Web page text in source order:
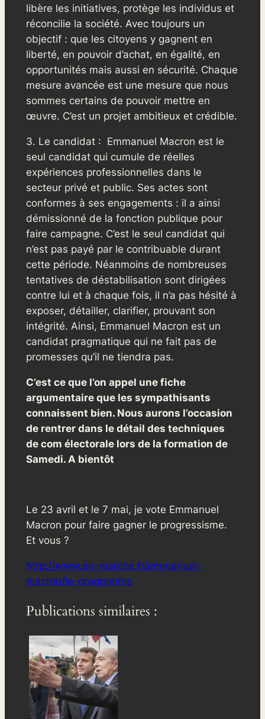
libère les initiatives, protège les individus et
réconcilie la société. Avec toujours un
objectif : que les citoyens y gagnent en
liberté, en pouvoir d’achat, en égalité, en
opportunités mais aussi en sécurité. Chaque
mesure avancée est une mesure que nous
sommes certains de pouvoir mettre en
œuvre. C’est un projet ambitieux et crédible.
3. Le candidat : Emmanuel Macron est le
seul candidat qui cumule de réelles
expériences professionnelles dans le
secteur privé et public. Ses actes sont
conformes à ses engagements : il a ainsi
démissionné de la fonction publique pour
faire campagne. C’est le seul candidat qui
n’est pas payé par le contribuable durant
cette période. Néanmoins de nombreuses
tentatives de déstabilisation sont dirigées
contre lui et à chaque fois, il n’a pas hésité à
exposer, détailler, clarifier, prouvant son
intégrité. Ainsi, Emmanuel Macron est un
candidat pragmatique qui ne fait pas de
promesses qu’il ne tiendra pas.
C’est ce que l’on appel une fiche
argumentaire que les sympathisants
connaissent bien. Nous aurons l’occasion
de rentrer dans le détail des techniques
de com électorale lors de la formation de
Samedi. A bientôt
Le 23 avril et le 7 mai, je vote Emmanuel
Macron pour faire gagner le progressisme.
Et vous ?
http://www.en-marche.fr/emmanuel-
macron/le-programme
Publications similaires :